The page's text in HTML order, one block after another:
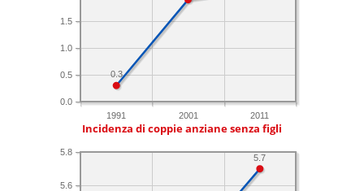
1991 2001 2011
0.0
0.5
1.0
1.5
0.3
Incidenza di coppie anziane senza figli
5.6
5.8
5.7